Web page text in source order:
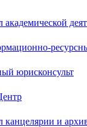
академической
юрисконсульт
канцелярии и